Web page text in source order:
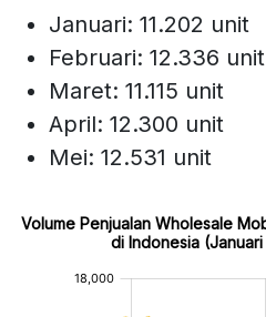
Januari: 11.202 unit
Februari: 12.336 unit
Maret: 11.115 unit
April: 12.300 unit
Mei: 12.531 unit